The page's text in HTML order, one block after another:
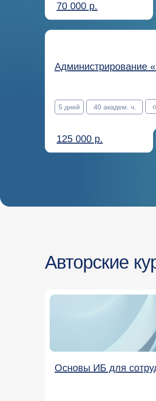
70 000 р.
40 академ. ч.
Администрирование
125 000 р.
5 дней
Авторские
Основы ИБ для